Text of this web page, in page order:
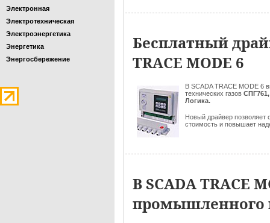
Электронная
Электротехническая
Электроэнергетика
Энергетика
Энергосбережение
Бесплатный
TRACE MODE 6
В SCADA TRACE MODE 6
технических газов
Логика.
Новый драйвер
стоимость и повышает
В SCADA TRACE
промышленного